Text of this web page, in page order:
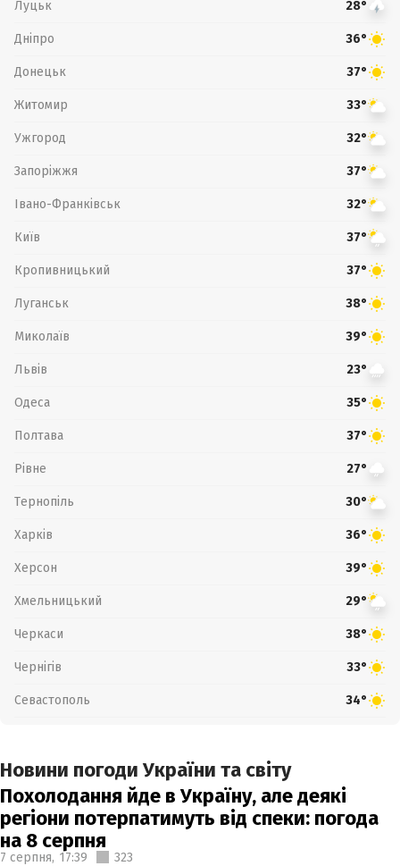
Луцьк 28°
Дніпро 36°
Донецьк 37°
Житомир 33°
Ужгород 32°
Запоріжжя 37°
Івано-Франківськ 32°
Київ 37°
Кропивницький 37°
Луганськ 38°
Миколаїв 39°
Львів 23°
Одеса 35°
Полтава 37°
Рівне 27°
Тернопіль 30°
Харків 36°
Херсон 39°
Хмельницький 29°
Черкаси 38°
Чернігів 33°
Севастополь 34°
Новини погоди України та світу
Похолодання йде в Україну, але деякі
регіони потерпатимуть від спеки: погода
на 8 серпня
7 серпня, 17:39 323